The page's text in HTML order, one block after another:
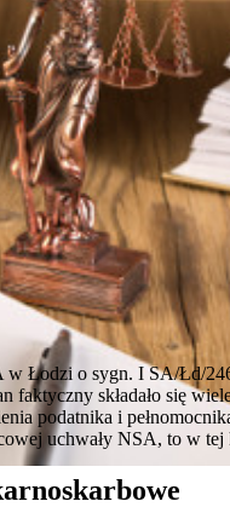
w Łodzi o sygn. I SA/Łd/
faktyczny składało się
podatnika i
uchwały NSA, to w